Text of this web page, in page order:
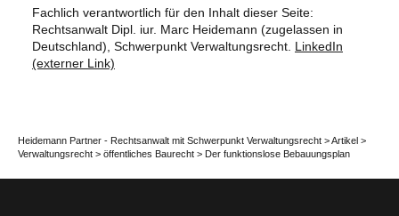
Fachlich verantwortlich für den Inhalt dieser Seite:
Rechtsanwalt Dipl. iur. Marc Heidemann (zugelassen in
Deutschland), Schwerpunkt Verwaltungsrecht. LinkedIn
(externer Link)
Heidemann Partner - Rechtsanwalt mit Schwerpunkt Verwaltungsrecht >Artikel >
Verwaltungsrecht > öffentliches Baurecht > Der funktionslose Bebauungsplan